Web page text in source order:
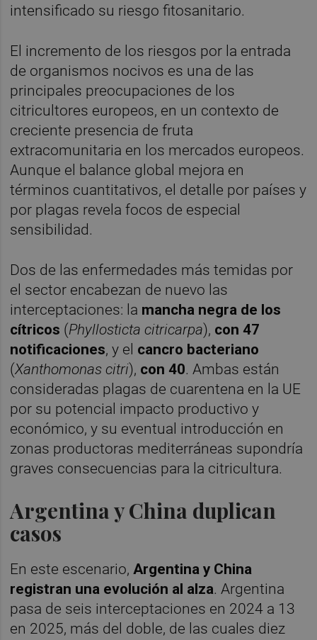
intensificado su riesgo fitosanitario.
El incremento de los riesgos por la entrada
de organismos nocivos es una de las
principales preocupaciones de los
citricultores europeos, en un contexto de
creciente presencia de fruta
extracomunitaria en los mercados europeos.
Aunque el balance global mejora en
términos cuantitativos, el detalle por países y
por plagas revela focos de especial
sensibilidad.
Dos de las enfermedades más temidas por
el sector encabezan de nuevo las
interceptaciones: la mancha negra de los
cítricos (Phyllosticta citricarpa), con 47
notificaciones, y el cancro bacteriano
(Xanthomonas citri), con 40. Ambas están
consideradas plagas de cuarentena en la UE
por su potencial impacto productivo y
económico, y su eventual introducción en
zonas productoras mediterráneas supondría
graves consecuencias para la citricultura.
Argentina y China duplican
casos
En este escenario,Argentina y China
registran una evolución al alza. Argentina
pasa de seis interceptaciones en 2024 a 13
en 2025, más del doble, de las cuales diez